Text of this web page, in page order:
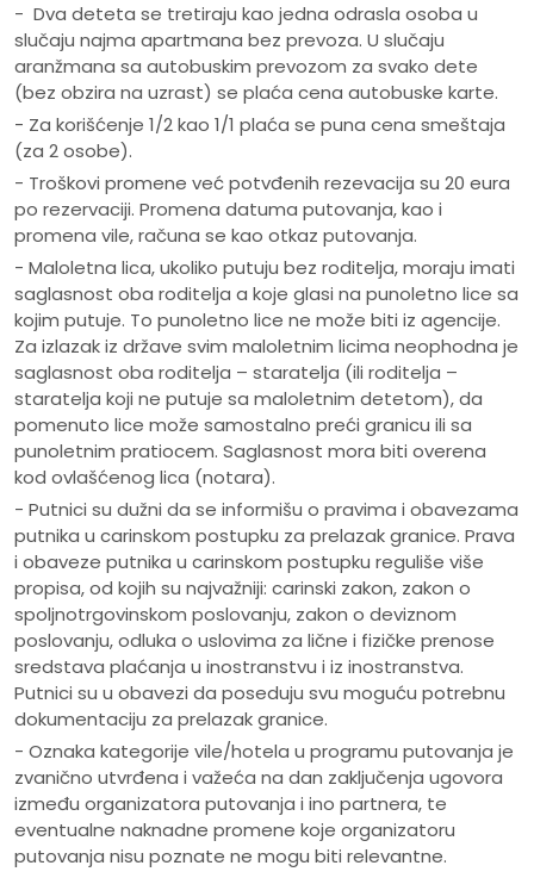
- Dva deteta se tretiraju kao jedna odrasla osoba u
slučaju najma apartmana bez prevoza. U slučaju
aranžmana sa autobuskim prevozom za svako dete
(bez obzira na uzrast) se plaća cena autobuske karte.
- Za korišćenje 1/2 kao 1/1 plaća se puna cena smeštaja
(za 2 osobe).
- Troškovi promene već potvđenih rezevacija su 20 eura
po rezervaciji. Promena datuma putovanja, kao i
promena vile, računa se kao otkaz putovanja.
- Maloletna lica, ukoliko putuju bez roditelja, moraju imati
saglasnost oba roditelja a koje glasi na punoletno lice sa
kojim putuje. To punoletno lice ne može biti iz agencije.
Za izlazak iz države svim maloletnim licima neophodna je
saglasnost oba roditelja – staratelja (ili roditelja –
staratelja koji ne putuje sa maloletnim detetom), da
pomenuto lice može samostalno preći granicu ili sa
punoletnim pratiocem. Saglasnost mora biti overena
kod ovlašćenog lica (notara).
- Putnici su dužni da se informišu o pravima i obavezama
putnika u carinskom postupku za prelazak granice. Prava
i obaveze putnika u carinskom postupku reguliše više
propisa, od kojih su najvažniji: carinski zakon, zakon o
spoljnotrgovinskom poslovanju, zakon o deviznom
poslovanju, odluka o uslovima za lične i fizičke prenose
sredstava plaćanja u inostranstvu i iz inostranstva.
Putnici su u obavezi da poseduju svu moguću potrebnu
dokumentaciju za prelazak granice.
- Oznaka kategorije vile/hotela u programu putovanja je
zvanično utvrđena i važeća na dan zaključenja ugovora
između organizatora putovanja i ino partnera, te
eventualne naknadne promene koje organizatoru
putovanja nisu poznate ne mogu biti relevantne.